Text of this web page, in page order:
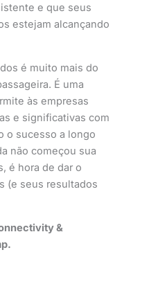
e que seus
estejam alcançando
é muito mais do
É uma
às empresas
e significativas com
o sucesso a longo
não começou sua
é hora de dar o
(e seus resultados
&